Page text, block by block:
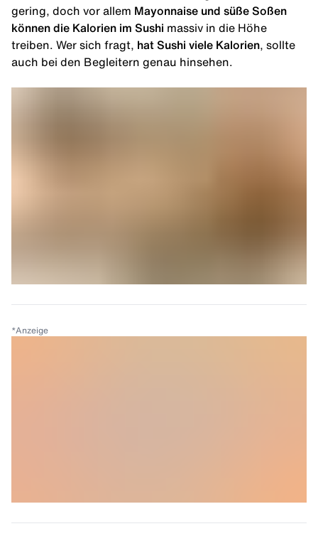
gering, doch vor allem Mayonnaise und süße Soßen
können die Kalorien im Sushi massiv in die Höhe
treiben. Wer sich fragt, hat Sushi viele Kalorien , sollte
auch bei den Begleitern genau hinsehen.
*Anzeige